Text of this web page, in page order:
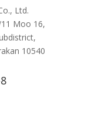
Ltd.
Moo 16,
10540